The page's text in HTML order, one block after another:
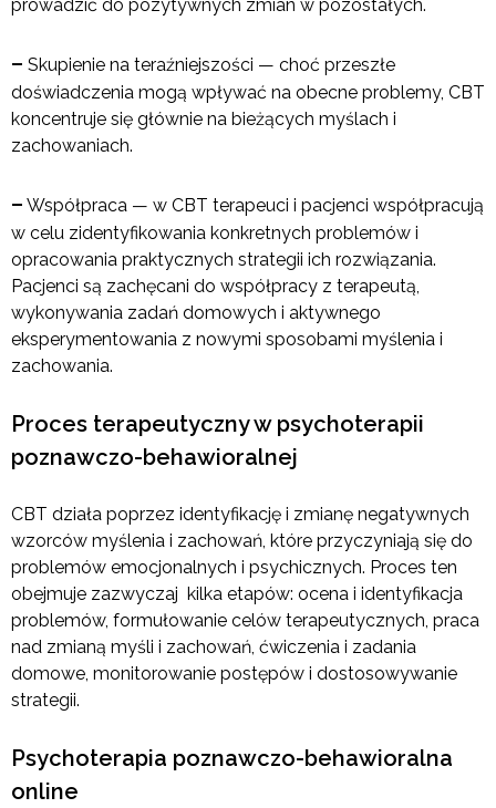
prowadzić do pozytywnych zmian w pozostałych.
– Skupienie na teraźniejszości — choć przeszłe
doświadczenia mogą wpływać na obecne problemy, CBT
koncentruje się głównie na bieżących myślach i
zachowaniach.
– Współpraca — w CBT terapeuci i pacjenci współpracują
w celu zidentyfikowania konkretnych problemów i
opracowania praktycznych strategii ich rozwiązania.
Pacjenci są zachęcani do współpracy z terapeutą,
wykonywania zadań domowych i aktywnego
eksperymentowania z nowymi sposobami myślenia i
zachowania.
Proces terapeutyczny w psychoterapii
poznawczo-behawioralnej
CBT działa poprzez identyfikację i zmianę negatywnych
wzorców myślenia i zachowań, które przyczyniają się do
problemów emocjonalnych i psychicznych. Proces ten
obejmuje zazwyczaj kilka etapów: ocena i identyfikacja
problemów, formułowanie celów terapeutycznych, praca
nad zmianą myśli i zachowań, ćwiczenia i zadania
domowe, monitorowanie postępów i dostosowywanie
strategii.
Psychoterapia poznawczo-behawioralna
online